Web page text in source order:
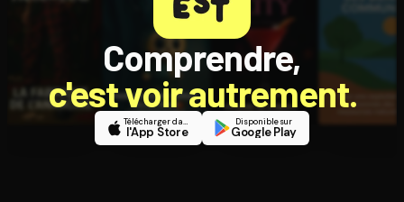
Comprendre,
c'est voir autrement.
Télécharger dans
l'App Store
Disponible sur
Google Play